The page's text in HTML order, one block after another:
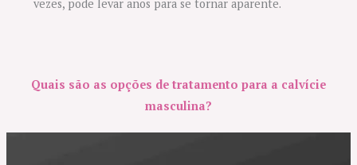
vezes, pode levar anos para se tornar aparente.
Quais são as opções de tratamento para a calvície
masculina?